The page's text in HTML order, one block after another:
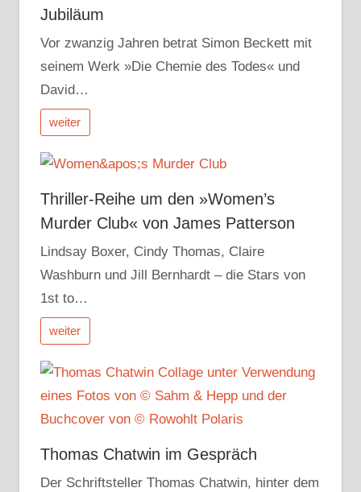
Jubiläum
Vor zwanzig Jahren betrat Simon Beckett mit
seinem Werk »Die Chemie des Todes« und
David…
weiter
Thriller-Reihe um den »Women’s
Murder Club« von James Patterson
Lindsay Boxer, Cindy Thomas, Claire
Washburn und Jill Bernhardt – die Stars von
1st to…
weiter
Thomas Chatwin im Gespräch
Der Schriftsteller Thomas Chatwin, hinter dem